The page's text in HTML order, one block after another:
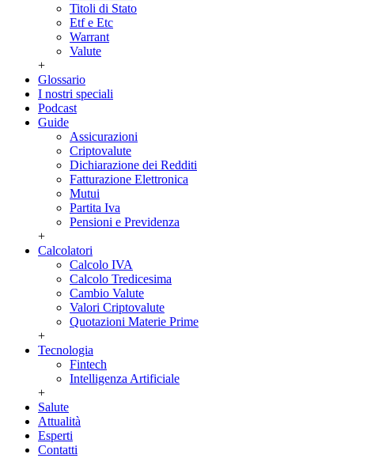
Titoli di Stato
Etf e Etc
Warrant
Valute
+
Glossario
I nostri speciali
Podcast
Guide
Assicurazioni
Criptovalute
Dichiarazione dei Redditi
Fatturazione Elettronica
Mutui
Partita Iva
Pensioni e Previdenza
+
Calcolatori
Calcolo IVA
Calcolo Tredicesima
Cambio Valute
Valori Criptovalute
Quotazioni Materie Prime
+
Tecnologia
Fintech
Intelligenza Artificiale
+
Salute
Attualità
Esperti
Contatti